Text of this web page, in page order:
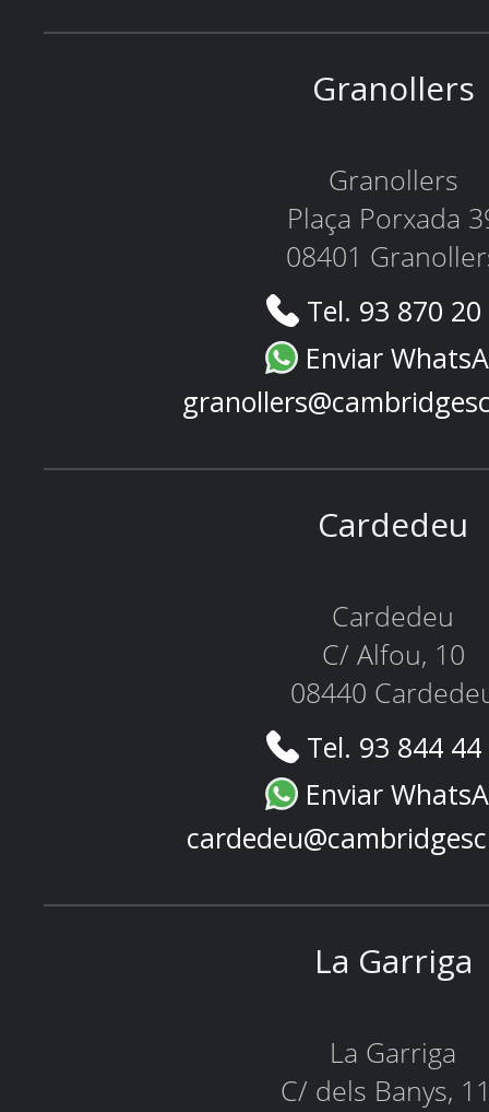
Granollers
Granollers
Plaça Porxada
08401
Tel. 93 870
Enviar
Cardedeu
Cardedeu
C/ Alfou, 10
08440
Tel. 93 844
Enviar
La Garriga
La Garriga
C/ dels Banys,